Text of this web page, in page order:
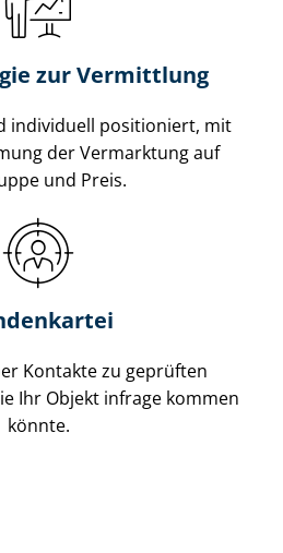
zur Vermittlung
individuell positioniert, mit
der Vermarktung auf
und Preis.
Kontakte zu geprüften
Ihr Objekt infrage kommen
könnte.